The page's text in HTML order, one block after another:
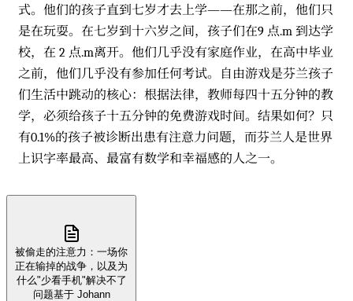
式。他们的孩子直到七岁才去上学——在那之前，他们只
是在玩耍。在七岁到十六岁之间，孩子们在9 点.m 到达学
校，在 2 点.m离开。他们几乎没有家庭作业，在高中毕业
之前，他们几乎没有参加任何考试。自由游戏是芬兰孩子
们生活中跳动的核心：根据法律，教师每四十五分钟的教
学，必须给孩子十五分钟的免费游戏时间。结果如何？只
有0.1%的孩子被诊断出患有注意力问题，而芬兰人是世界
上识字率最高、最富有数学和幸福感的人之一。
被偷走的注意力：一场你
正在输掉的战争，以及为
什么"少看手机"解决不了
问题基于 Johann